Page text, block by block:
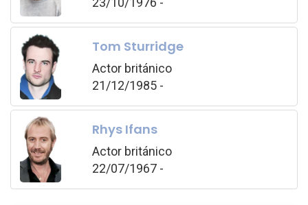
Tom Sturridge
Actor británico
21/12/1985 -
Rhys Ifans
Actor británico
22/07/1967 -